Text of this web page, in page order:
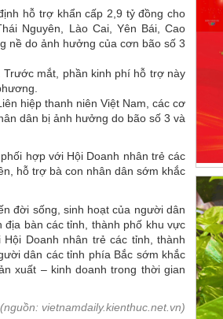
hỗ trợ khẩn cấp 2,9 tỷ đồng cho
Nguyên, Lào Cai, Yên Bái, Cao
nề do ảnh hưởng của cơn bão số 3
mắt, phần kinh phí hỗ trợ này
hiệp thanh niên Việt Nam, các cơ
dân bị ảnh hưởng do bão số 3 và
hợp với Hội Doanh nhân trẻ các
hỗ trợ bà con nhân dân sớm khắc
đời sống, sinh hoạt của người dân
bàn các tỉnh, thành phố khu vực
Doanh nhân trẻ các tỉnh, thành
dân các tỉnh phía Bắc sớm khắc
xuất – kinh doanh trong thời gian
(nguồn: vietnamdaily.kienthuc.net.vn)